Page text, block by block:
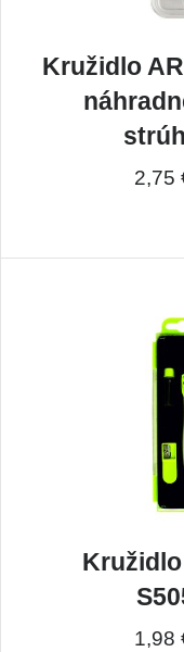
Kružidlo
2,75
1,98